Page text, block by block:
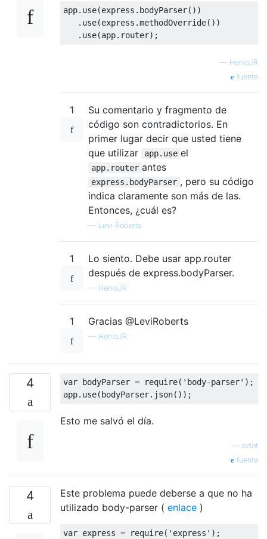
app. use(express . bodyParser())
. use(express .methodOverride())
. use(app. router);
— HenioJR
fuente
1
Su comentario y fragmento de
código son contradictorios. En
primer lugar decir que usted tiene
que utilizar
app.use el
app.router antes
express.bodyParser , pero su código
indica claramente son más de las.
Entonces, ¿cuál es?
— Levi Roberts
1
Lo siento. Debe usar app.router
después de express.bodyParser.
— HenioJR
1 Gracias @LeviRoberts
— HenioJR
4 var bodyParser = require( 'body-parser' );
app. use(bodyParser. json());
Esto me salvó el día.
isdot
fuente
4
Este problema puede deberse a que no ha
utilizado body-parser ( enlace )
var express = require( 'express' );